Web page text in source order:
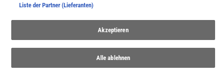
Liste der Partner (Lieferanten)
Akzeptieren
Alle ablehnen